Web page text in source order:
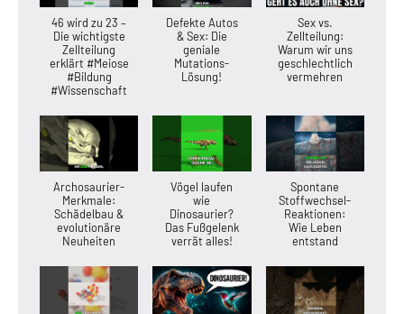
46 wird zu 23 –
Die wichtigste
Zellteilung
erklärt #Meiose
#Bildung
#Wissenschaft
Defekte Autos
& Sex: Die
geniale
Mutations-
Lösung!
Sex vs.
Zellteilung:
Warum wir uns
geschlechtlich
vermehren
Archosaurier-
Merkmale:
Schädelbau &
evolutionäre
Neuheiten
Vögel laufen
wie
Dinosaurier?
Das Fußgelenk
verrät alles!
Spontane
Stoffwechsel-
Reaktionen:
Wie Leben
entstand